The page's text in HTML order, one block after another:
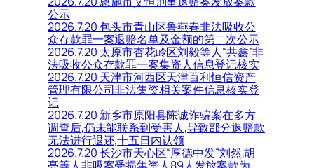
公示
2026.7.20 包头市青山区鲁燕春非法吸收公
众存款罪一案退赔名单及金额的第二次公示
2026.7.20 太原市杏花岭区刘毅等人“共鑫”非
法吸收公众存款罪一案集资人信息登记核实
2026.7.20 天津市河西区天津百利恒信资产
管理有限公司非法集资相关案件信息核实登
记
2026.7.20 新乡市原阳县陈诚诈骗案在多方
调查后,仍未能联系到受害人,导致部分退赔款
无法进行退还,十五日内认领
2026.7.20 长沙市天心区“厚德中发”刘然,胡